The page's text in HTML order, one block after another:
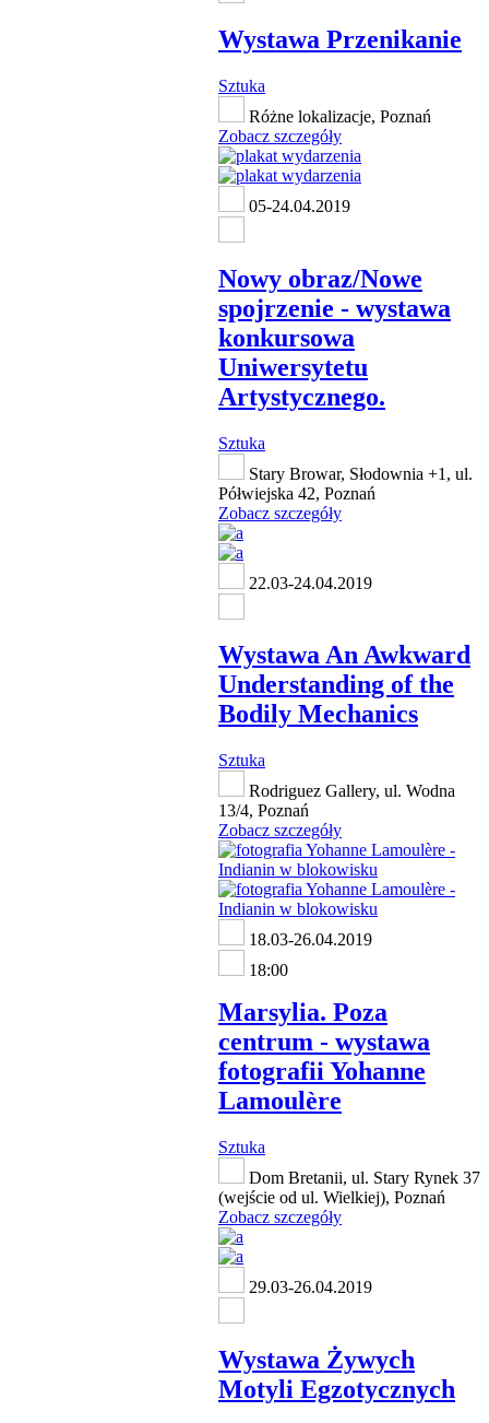
Wystawa Przenikanie
Sztuka
Różne lokalizacje, Poznań
Zobacz szczegóły
05-24.04.2019
Nowy obraz/Nowe
spojrzenie - wystawa
konkursowa
Uniwersytetu
Artystycznego.
Sztuka
Stary Browar, Słodownia +1, ul.
Półwiejska 42, Poznań
Zobacz szczegóły
22.03-24.04.2019
Wystawa An Awkward
Understanding of the
Bodily Mechanics
Sztuka
Rodriguez Gallery, ul. Wodna
13/4, Poznań
Zobacz szczegóły
18.03-26.04.2019
18:00
Marsylia. Poza
centrum - wystawa
fotografii Yohanne
Lamoulère
Sztuka
Dom Bretanii, ul. Stary Rynek 37
(wejście od ul. Wielkiej), Poznań
Zobacz szczegóły
29.03-26.04.2019
Wystawa Żywych
Motyli Egzotycznych